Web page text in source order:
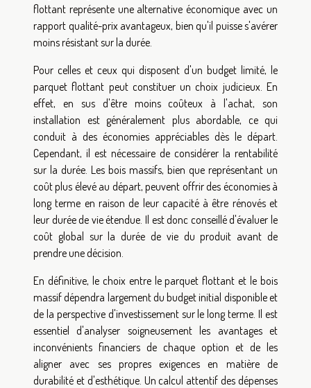
flottant représente une alternative économique avec un
rapport qualité-prix avantageux, bien qu'il puisse s'avérer
moins résistant sur la durée.
Pour celles et ceux qui disposent d'un budget limité, le
parquet flottant peut constituer un choix judicieux. En
effet, en sus d'être moins coûteux à l'achat, son
installation est généralement plus abordable, ce qui
conduit à des économies appréciables dès le départ.
Cependant, il est nécessaire de considérer la rentabilité
sur la durée. Les bois massifs, bien que représentant un
coût plus élevé au départ, peuvent offrir des économies à
long terme en raison de leur capacité à être rénovés et
leur durée de vie étendue. Il est donc conseillé d'évaluer le
coût global sur la durée de vie du produit avant de
prendre une décision.
En définitive, le choix entre le parquet flottant et le bois
massif dépendra largement du budget initial disponible et
de la perspective d'investissement sur le long terme. Il est
essentiel d'analyser soigneusement les avantages et
inconvénients financiers de chaque option et de les
aligner avec ses propres exigences en matière de
durabilité et d'esthétique. Un calcul attentif des dépenses